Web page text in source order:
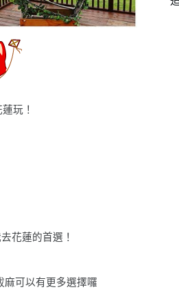
玩！
花蓮的首選！
麻可以有更多選擇囉